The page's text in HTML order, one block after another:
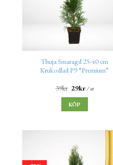
Thuja Smaragd 25-40 cm
Krukodlad P9 “Premium”
39kr 29kr/ st
KÖP